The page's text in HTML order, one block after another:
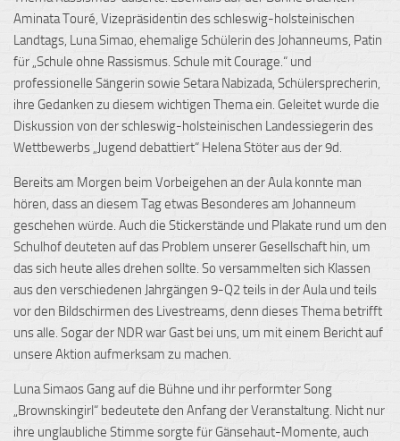
AminataTouré, Vizepräsidentin desschleswig-holsteinischen
Landtags, LunaSimao, ehemalige Schülerin des Johanneums, Patin
für „Schule ohne Rassismus. Schule mit Courage.“ und
professionelle Sängerin sowie Setara Nabizada, Schülersprecherin,
ihre Gedanken zu diesem wichtigen Thema ein. Geleitet wurde die
Diskussion von derschleswig-holsteinischen Landessiegerin des
Wettbewerbs „Jugend debattiert“ Helena Stöter ausder9d.
Bereits am Morgen beim Vorbeigehen an der Aula konnte man
hören, dass an diesem Tag etwas Besonderes am Johanneum
geschehen würde. Auch die Stickerstände und Plakate rund um den
Schulhof deuteten auf das Problem unserer Gesellschaft hin, um
das sich heute alles drehen sollte. So versammelten sich Klassen
aus den verschiedenen Jahrgängen 9-Q2teils in der Aula und teils
vor den Bildschirmen des Livestreams, denn dieses Thema betrifft
uns alle. Sogar der NDR war Gast bei uns, um mit einem Bericht auf
unsere Aktion aufmerksam zu machen.
LunaSimaos Gang auf die Bühne und ihr performterSong
„Brownskingirl“ bedeutete den Anfang der Veranstaltung. Nicht nur
ihre unglaubliche Stimme sorgte für Gänsehaut-Momente, auch